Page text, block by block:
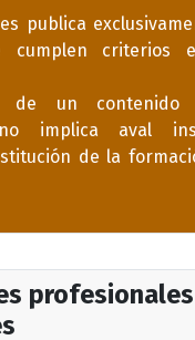
profesionales
publica
cumplen criterios
de un contenido
implica aval
de la